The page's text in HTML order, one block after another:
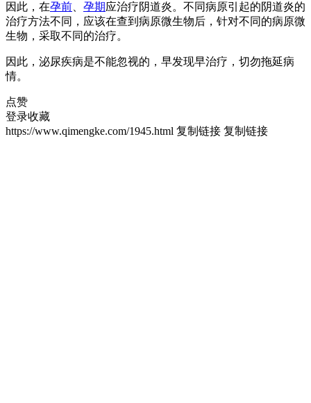
因此，在孕前 孕期应治疗阴道炎。不同病原引起的阴道炎的
治疗方法不同，应该在查到病原微生物后，针对不同的病原微
生物，采取不同的治疗。
因此，泌尿疾病是不能忽视的，早发现早治疗，切勿拖延病
情。
点赞
登录收藏
https://www.qimengke.com/1945.html 复制链接 复制链接